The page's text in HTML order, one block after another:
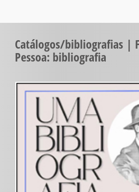
Catálogos/bibliografias |
Pessoa: bibliografia